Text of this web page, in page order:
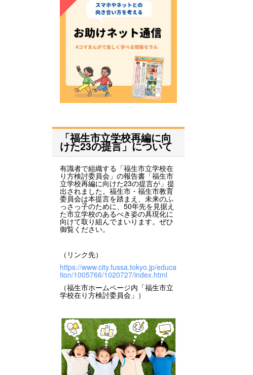
「福生市立学校再編に向
けた23の提言」について
有識者で組織する「福生市立学校在
り方検討委員会」の報告書「福生市
立学校再編に向けた23の提言が」提
出されました。福生市・福生市教育
委員会は本提言を踏まえ、未来のふ
っさっ子のために、50年先を見据え
た市立学校のあるべき姿の具現化に
向けて取り組んでまいります。ぜひ
御覧ください。
（リンク先）
https://www.city.fussa.tokyo.jp/educa
tion/1005766/1020727/index.html
（福生市ホームページ内「福生市立
学校在り方検討委員会」）